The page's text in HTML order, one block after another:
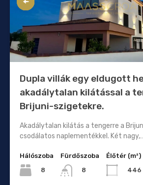
Dupla villák egy eldugott
akadálytalan kilátással a
Brijuni-szigetekre.
Akadálytalan kilátás a tengerre a
csodálatos naplementékkel. Két
Hálószoba
8
Fürdőszoba
8
Élőtér (m²)
446